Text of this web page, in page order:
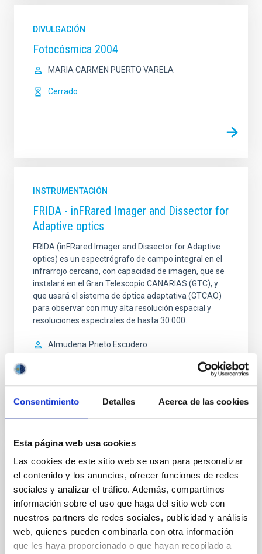
Consentimiento Detalles Acerca de las cookies
Esta página web usa cookies
Las cookies de este sitio web se usan para personalizar
el contenido y los anuncios, ofrecer funciones de redes
sociales y analizar el tráfico. Además, compartimos
información sobre el uso que haga del sitio web con
nuestros partners de redes sociales, publicidad y análisis
web, quienes pueden combinarla con otra información
que les haya proporcionado o que hayan recopilado a
DIVULGACIÓN
Fotocósmica 2004
MARIA CARMEN PUERTO VARELA
Cerrado
INSTRUMENTACIÓN
FRIDA - inFRared Imager and Dissector for
Adaptive optics
FRIDA (inFRared Imager and Dissector for Adaptive
optics) es un espectrógrafo de campo integral en el
infrarrojo cercano, con capacidad de imagen, que se
instalará en el Gran Telescopio CANARIAS (GTC), y
que usará el sistema de óptica adaptativa (GTCAO)
para observar con muy alta resolución espacial y
resoluciones espectrales de hasta 30.000.
Almudena Prieto Escudero
INVESTIGACIÓN
Frida y después: Ciencia con alta
resolución
Almudena Prieto Escudero
En ejecución